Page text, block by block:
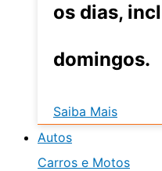
os dias,
domingos.
Saiba Mais
Autos
Carros e Motos